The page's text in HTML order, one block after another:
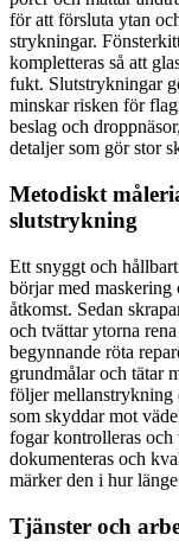
för att försluta ytan
strykningar.
kompletteras så att
fukt. Slutstrykningar
minskar risken för
beslag och
detaljer som gör stor
Metodiskt
slutstrykning
Ett snyggt och
börjar med
åtkomst. Sedan
och tvättar ytorna
begynnande röta
grundmålar och tätar
följer mellanstrykning
som skyddar mot
fogar kontrolleras och
dokumenteras och
märker den i hur
Tjänster och